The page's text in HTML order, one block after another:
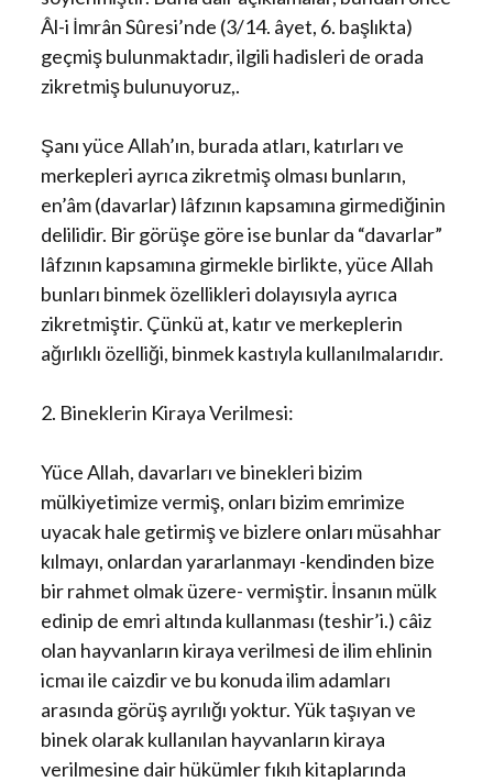
Âl-i İmrân Sûresi’nde (3/14. âyet, 6. başlıkta)
geçmiş bulunmaktadır, ilgili hadisleri de orada
zikretmiş bulunuyoruz,.
Şanı yüce Allah’ın, burada atları, katırları ve
merkepleri ayrıca zikretmiş olması bunların,
en’âm (davarlar) lâfzının kapsamına girmediğinin
delilidir. Bir görüşe göre ise bunlar da “davarlar”
lâfzının kapsamına girmekle birlikte, yüce Allah
bunları binmek özellikleri dolayısıyla ayrıca
zikretmiştir. Çünkü at, katır ve merkeplerin
ağırlıklı özelliği, binmek kastıyla kullanılmalarıdır.
2. Bineklerin Kiraya Verilmesi:
Yüce Allah, davarları ve binekleri bizim
mülkiyetimize vermiş, onları bizim emrimize
uyacak hale getirmiş ve bizlere onları müsahhar
kılmayı, onlardan yararlanmayı -kendinden bize
bir rahmet olmak üzere- vermiştir. İnsanın mülk
edinip de emri altında kullanması (teshir’i.) câiz
olan hayvanların kiraya verilmesi de ilim ehlinin
icmaı ile caizdir ve bu konuda ilim adamları
arasında görüş ayrılığı yoktur. Yük taşıyan ve
binek olarak kullanılan hayvanların kiraya
verilmesine dair hükümler fıkıh kitaplarında